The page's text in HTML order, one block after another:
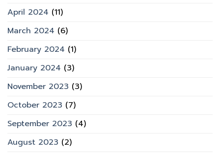
April 2024 (11)
March 2024 (6)
February 2024 (1)
January 2024 (3)
November 2023 (3)
October 2023 (7)
September 2023 (4)
August 2023 (2)